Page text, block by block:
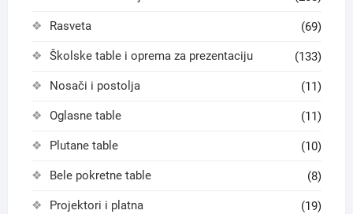
Rasveta (69)
Školske table i oprema za prezentaciju (133)
Nosači i postolja (11)
Oglasne table (11)
Plutane table (10)
Bele pokretne table (8)
Projektori i platna (19)